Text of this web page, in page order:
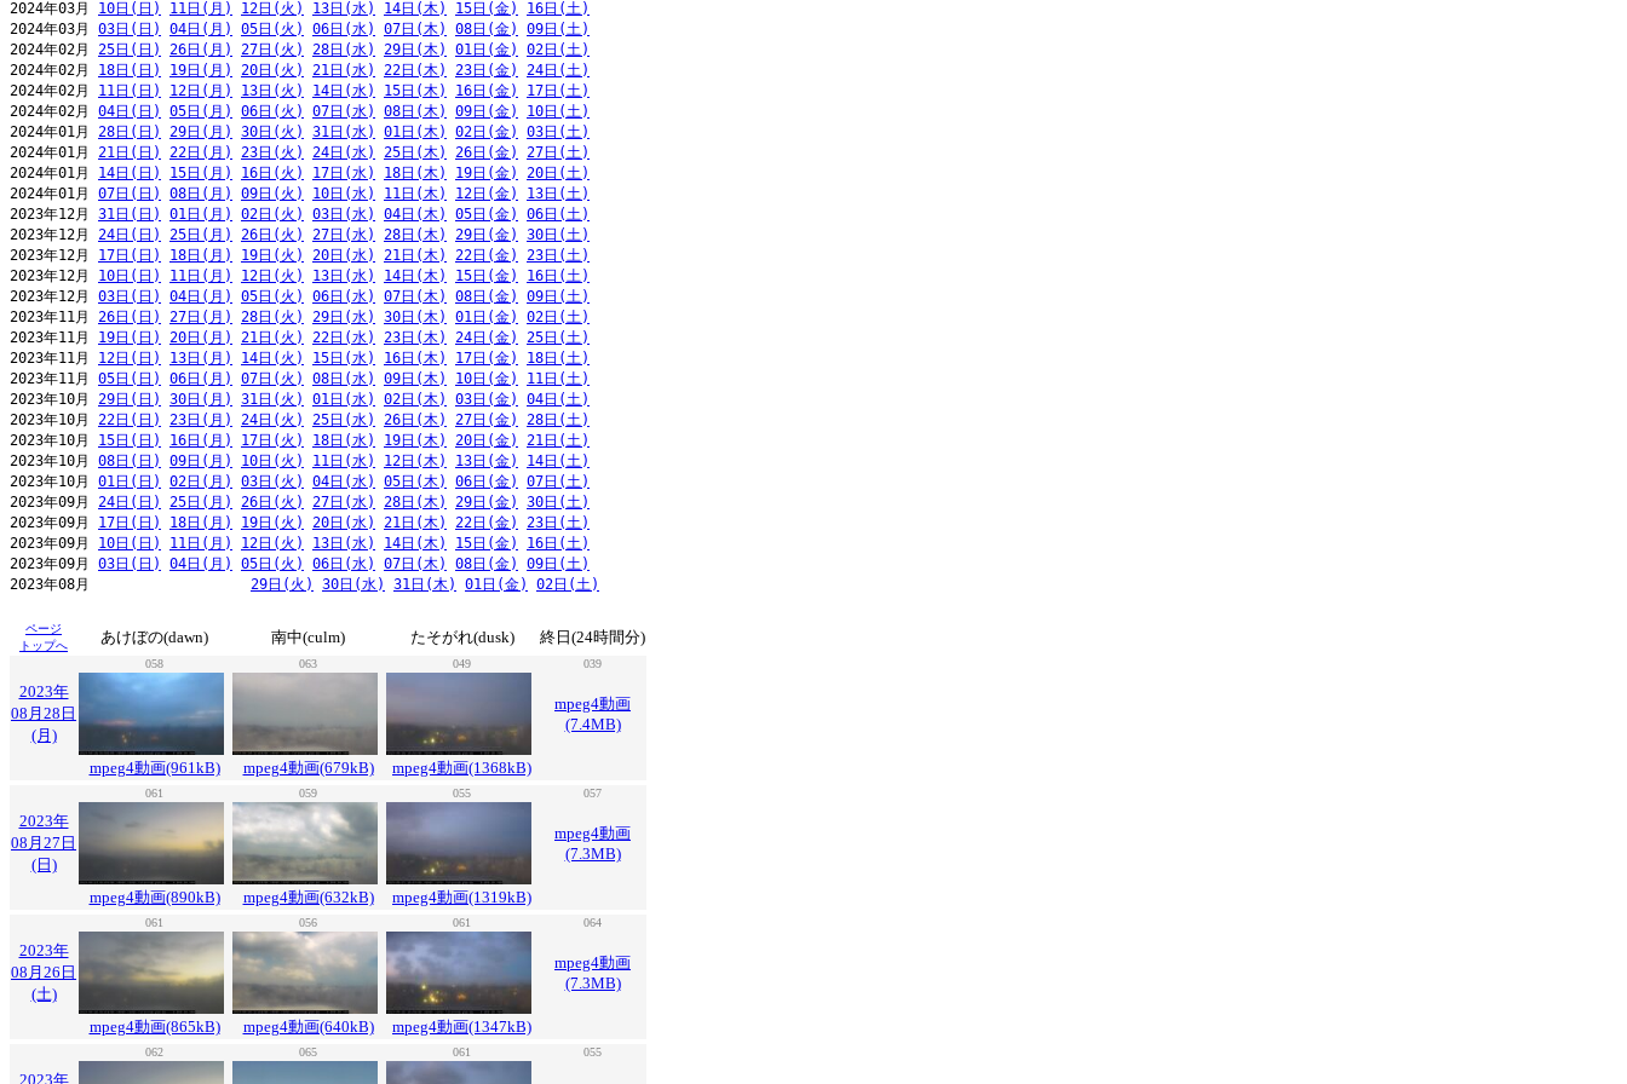
2024年03月 10日(日) 11日(月) 12日(火) 13日(水) 14日(木) 15日(金)
16日(土)
2024年03月 03日(日) 04日(月) 05日(火) 06日(水) 07日(木) 08日(金)
09日(土)
2024年02月 25日(日) 26日(月) 27日(火) 28日(水) 29日(木) 01日(金)
02日(土)
2024年02月 18日(日) 19日(月) 20日(火) 21日(水) 22日(木) 23日(金)
24日(土)
2024年02月 11日(日) 12日(月) 13日(火) 14日(水) 15日(木) 16日(金)
17日(土)
2024年02月 04日(日) 05日(月) 06日(火) 07日(水) 08日(木) 09日(金)
10日(土)
2024年01月 28日(日) 29日(月) 30日(火) 31日(水) 01日(木) 02日(金)
03日(土)
2024年01月 21日(日) 22日(月) 23日(火) 24日(水) 25日(木) 26日(金)
27日(土)
2024年01月 14日(日) 15日(月) 16日(火) 17日(水) 18日(木) 19日(金)
20日(土)
2024年01月 07日(日) 08日(月) 09日(火) 10日(水) 11日(木) 12日(金)
13日(土)
2023年12月 31日(日) 01日(月) 02日(火) 03日(水) 04日(木) 05日(金)
06日(土)
2023年12月 24日(日) 25日(月) 26日(火) 27日(水) 28日(木) 29日(金)
30日(土)
2023年12月 17日(日) 18日(月) 19日(火) 20日(水) 21日(木) 22日(金)
23日(土)
2023年12月 10日(日) 11日(月) 12日(火) 13日(水) 14日(木) 15日(金)
16日(土)
2023年12月 03日(日) 04日(月) 05日(火) 06日(水) 07日(木) 08日(金)
09日(土)
2023年11月 26日(日) 27日(月) 28日(火) 29日(水) 30日(木) 01日(金)
02日(土)
2023年11月 19日(日) 20日(月) 21日(火) 22日(水) 23日(木) 24日(金)
25日(土)
2023年11月 12日(日) 13日(月) 14日(火) 15日(水) 16日(木) 17日(金)
18日(土)
2023年11月 05日(日) 06日(月) 07日(火) 08日(水) 09日(木) 10日(金)
11日(土)
2023年10月 29日(日) 30日(月) 31日(火) 01日(水) 02日(木) 03日(金)
04日(土)
2023年10月 22日(日) 23日(月) 24日(火) 25日(水) 26日(木) 27日(金)
28日(土)
2023年10月 15日(日) 16日(月) 17日(火) 18日(水) 19日(木) 20日(金)
21日(土)
2023年10月 08日(日) 09日(月) 10日(火) 11日(水) 12日(木) 13日(金)
14日(土)
2023年10月 01日(日) 02日(月) 03日(火) 04日(水) 05日(木) 06日(金)
07日(土)
2023年09月 24日(日) 25日(月) 26日(火) 27日(水) 28日(木) 29日(金)
30日(土)
2023年09月 17日(日) 18日(月) 19日(火) 20日(水) 21日(木) 22日(金)
23日(土)
2023年09月 10日(日) 11日(月) 12日(火) 13日(水) 14日(木) 15日(金)
16日(土)
2023年09月 03日(日) 04日(月) 05日(火) 06日(水) 07日(木) 08日(金)
09日(土)
2023年08月 29日(火) 30日(水) 31日(木) 01日(金) 02日(土)
ページ
トップへ
あけぼの(dawn) 南中(culm) たそがれ(dusk) 終日(24時間分)
058 063 049 039
2023年
08月28日
(月)
mpeg4動画
(7.4MB)
mpeg4動画(961kB) mpeg4動画(679kB) mpeg4動画(1368kB)
061 059 055 057
2023年
08月27日
(日)
mpeg4動画
(7.3MB)
mpeg4動画(890kB) mpeg4動画(632kB) mpeg4動画(1319kB)
061 056 061 064
2023年
08月26日
(土)
mpeg4動画
(7.3MB)
mpeg4動画(865kB) mpeg4動画(640kB) mpeg4動画(1347kB)
062 065 061 055
2023年